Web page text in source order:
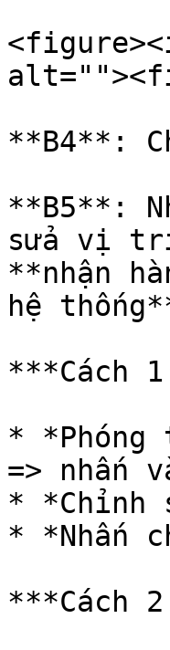
**B4**:
**B5**:
sửa vị trí
**nhận
hệ
***Cách
*
=> nhấn
* *Chỉnh
* *Nhấn
***Cách